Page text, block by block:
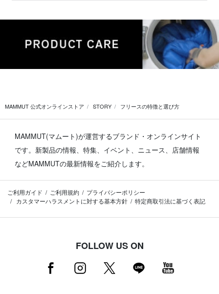
MAMMUT 公式オンラインストア STORY フリースの特徴と選び方
MAMMUT(マムート)が運営するブランド・オンラインサイト
です。 新製品の情報、特集、イベント、ニュース、店舗情報
などMAMMUTの最新情報をご紹介します。
ご利用ガイド ご利用規約
プライバシーポリシー
カスタマーハラスメントに対する基本方針
特定商取引法に基づく表記
FOLLOW US ON